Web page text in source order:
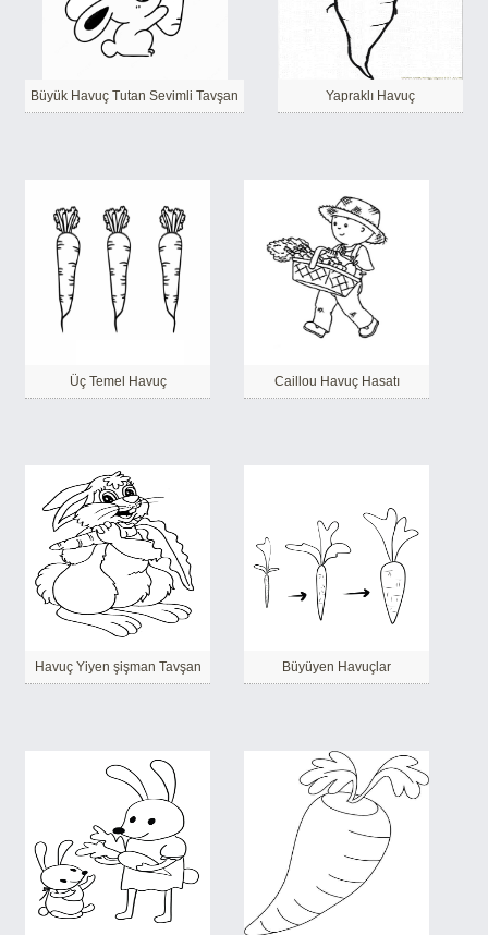
Büyük Havuç Tutan Sevimli Tavşan Yapraklı Havuç
Üç Temel Havuç Caillou Havuç Hasatı
Havuç Yiyen şişman Tavşan Büyüyen Havuçlar